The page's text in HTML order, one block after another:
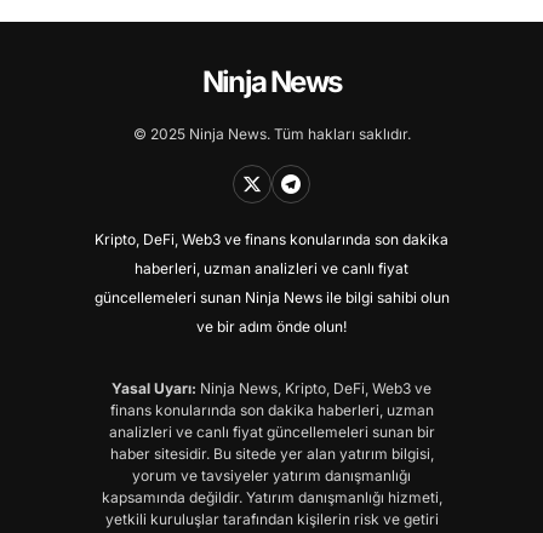
Ninja News
© 2025 Ninja News. Tüm hakları saklıdır.
Kripto, DeFi, Web3 ve finans konularında son dakika
haberleri, uzman analizleri ve canlı fiyat
güncellemeleri sunan Ninja News ile bilgi sahibi olun
ve bir adım önde olun!
Yasal Uyarı: Ninja News, Kripto, DeFi, Web3 ve
finans konularında son dakika haberleri, uzman
analizleri ve canlı fiyat güncellemeleri sunan bir
haber sitesidir. Bu sitede yer alan yatırım bilgisi,
yorum ve tavsiyeler yatırım danışmanlığı
kapsamında değildir. Yatırım danışmanlığı hizmeti,
yetkili kuruluşlar tarafından kişilerin risk ve getiri